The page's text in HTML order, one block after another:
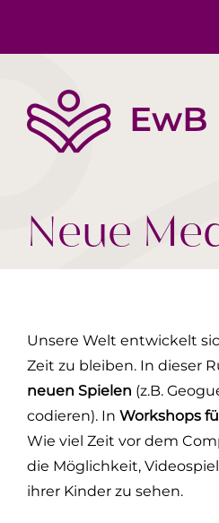
Neue
Unsere Welt entwickelt
Zeit zu bleiben. In dieser
neuen Spielen (z.B.
codieren). In Workshops
Wie viel Zeit vor dem
die Möglichkeit,
ihrer Kinder zu sehen.